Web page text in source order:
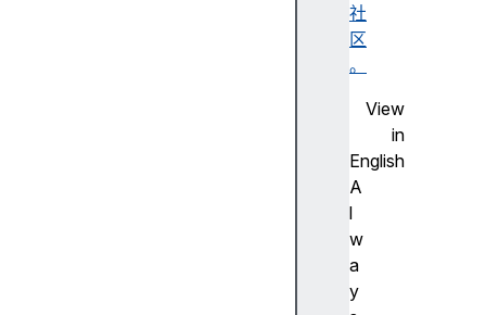
社
区
。
View
in
English
A
l
w
a
y